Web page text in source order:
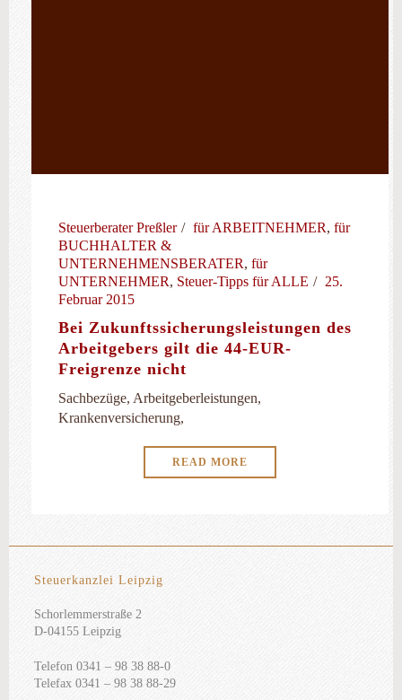
Steuerberater Preßler für ARBEITNEHMER, für
BUCHHALTER &
UNTERNEHMENSBERATER, für
UNTERNEHMER, Steuer-Tipps für ALLE
25.
Februar 2015
Bei Zukunftssicherungsleistungen des
Arbeitgebers gilt die 44-EUR-
Freigrenze nicht
Sachbezüge, Arbeitgeberleistungen,
Krankenversicherung,
READ MORE
Steuerkanzlei Leipzig
Schorlemmerstraße 2
D-04155 Leipzig
Telefon 0341 – 98 38 88-0
Telefax 0341 – 98 38 88-29